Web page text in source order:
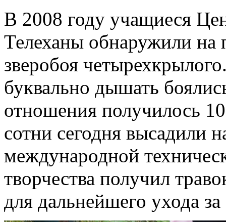
В 2008 году учащиеся
Телеханы обнаружили на
зверобоя
буквально дышать
отношения получилось
сотни сегодня высадили
международной
творчества получил
для дальнейшего ухода